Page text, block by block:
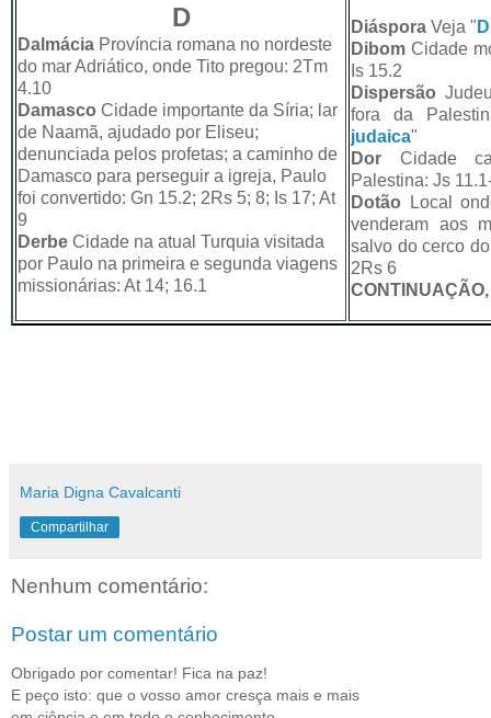
D
Dalmácia Província romana no nordeste
do mar Adriático, onde Tito pregou: 2Tm
4.10
Damasco Cidade importante da Síria; lar
de Naamã, ajudado por Eliseu;
denunciada pelos profetas; a caminho de
Damasco para perseguir a igreja, Paulo
foi convertido: Gn 15.2; 2Rs 5; 8; Is 17; At
9
Derbe Cidade na atual Turquia visitada
por Paulo na primeira e segunda viagens
missionárias: At 14; 16.1
Diáspora Veja "
Dibom Cidade
Is 15.2
Dispersão
fora da
judaica"
Dor Cidade
Palestina: Js
Dotão Local
venderam aos
salvo do cerco
2Rs 6
CONTINUAÇÃO,
Maria Digna Cavalcanti
Compartilhar
Nenhum comentário:
Postar um comentário
Obrigado por comentar! Fica na paz!
E peço isto: que o vosso amor cresça mais e mais